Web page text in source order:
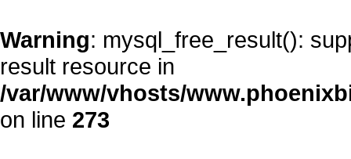
Warning: mysql_free_result():
result resource in
/var/www/vhosts/
on line 273